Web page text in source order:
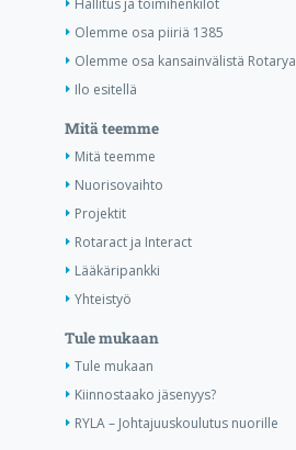
Olemme osa piiriä 1385
Olemme osa kansainvälistä Rotarya
Ilo esitellä
Mitä teemme
Mitä teemme
Nuorisovaihto
Projektit
Rotaract ja Interact
Lääkäripankki
Yhteistyö
Tule mukaan
Tule mukaan
Kiinnostaako jäsenyys?
RYLA – Johtajuuskoulutus nuorille